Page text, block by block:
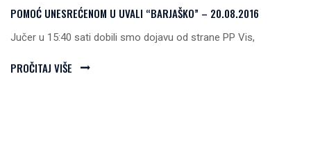
POMOĆ UNESREĆENOM U UVALI “BARJAŠKO” – 20.08.2016
Jučer u 15:40 sati dobili smo dojavu od strane PP Vis,
PROČITAJ VIŠE